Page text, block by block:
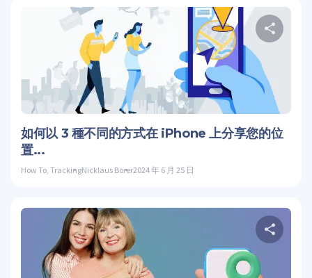
如何以 3 種不同的方式在 iPhone 上分享您的位
置...
How To TrackingNicklaus Borer2024 年 6 月 25 日